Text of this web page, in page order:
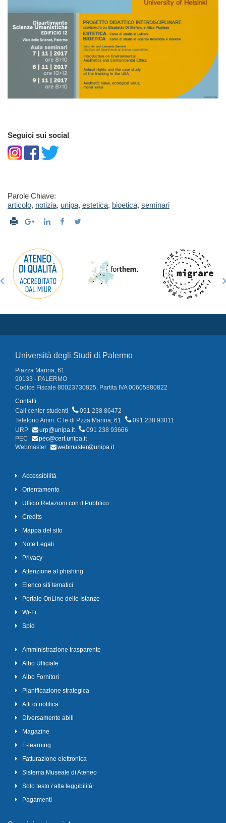
Seguici sui social
Parole Chiave:
articolo, notizia, unipa, estetica, bioetica, seminari
Università degli Studi di Palermo
Piazza Marina, 61
90133 - PALERMO
Codice Fiscale 80023730825, Partita IVA 00605880822
Contatti
Call center studenti
091 238 86472
Telefono Amm. C.le di P.zza Marina, 61
091 238 93011
URP
urp@unipa.it
091 238 93666
PEC
pec@cert.unipa.it
Webmaster
webmaster@unipa.it
Accessibilità
Orientamento
Ufficio Relazioni con il Pubblico
Credits
Mappa del sito
Note Legali
Privacy
Attenzione al phishing
Elenco siti tematici
Portale OnLine delle Istanze
Wi-Fi
Spid
Amministrazione trasparente
Albo Ufficiale
Albo Fornitori
Pianificazione strategica
Atti di notifica
Diversamente abili
Magazine
E-learning
Fatturazione elettronica
Sistema Museale di Ateneo
Solo testo / alta leggibilità
Pagamenti